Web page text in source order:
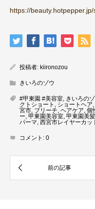
https://
投稿者: kiironozou
きいろのゾウ
#甲東園 #美容室, きいろの
クトショート , ショートヘア,
宮市, ブリーチ, ヘアケア, 個
ー, 甲東園美容室, 甲東園美髪
パーマ, 西宮市レイヤーカッ
コメント: 0